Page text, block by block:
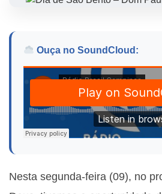
Ouça no SoundCloud:
Nesta segunda-feira (09), no